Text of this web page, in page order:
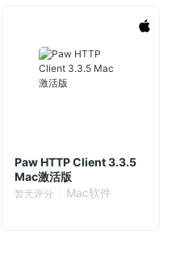
Paw HTTP Client 3.3.5
Mac激活版
暂无评分 Mac软件